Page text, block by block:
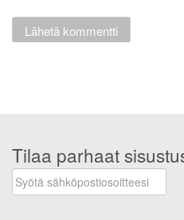
Tilaa parhaat